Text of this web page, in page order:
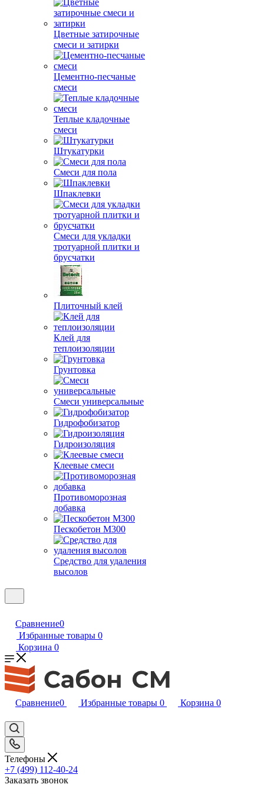
Цветные затирочные
смеси и затирки
Цементно-песчаные
смеси
Теплые кладочные
смеси
Штукатурки
Смеси для пола
Шпаклевки
Смеси для укладки
тротуарной плитки и
брусчатки
Плиточный клей
Клей для
теплоизоляции
Грунтовка
Смеси универсальные
Гидрофобизатор
Гидроизоляция
Клеевые смеси
Противоморозная
добавка
Пескобетон М300
Средство для удаления
высолов
Сравнение0
Избранные товары 0
Корзина 0
Сравнение0 Избранные товары 0 Корзина 0
Телефоны
+7 (499) 112-40-24
Заказать звонок